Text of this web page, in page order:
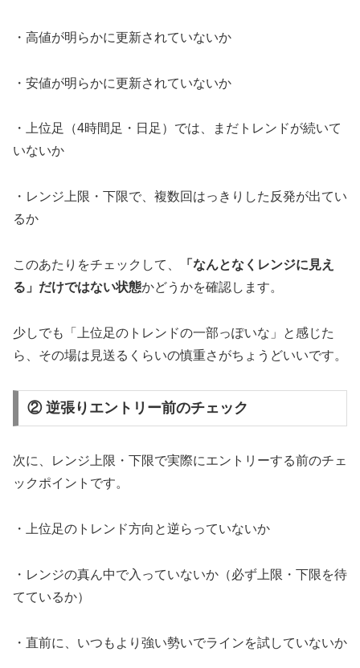
・高値が明らかに更新されていないか
・安値が明らかに更新されていないか
・上位足（4時間足・日足）では、まだトレンドが続いて
いないか
・レンジ上限・下限で、複数回はっきりした反発が出てい
るか
このあたりをチェックして、
「なんとなくレンジに見え
る」だけではない状態かどうかを確認します。
少しでも「上位足のトレンドの一部っぽいな」と感じた
ら、その場は見送るくらいの慎重さがちょうどいいです。
② 逆張りエントリー前のチェック
次に、レンジ上限・下限で実際にエントリーする前のチェ
ックポイントです。
・上位足のトレンド方向と逆らっていないか
・レンジの真ん中で入っていないか（必ず上限・下限を待
てているか）
・直前に、いつもより強い勢いでラインを試していないか